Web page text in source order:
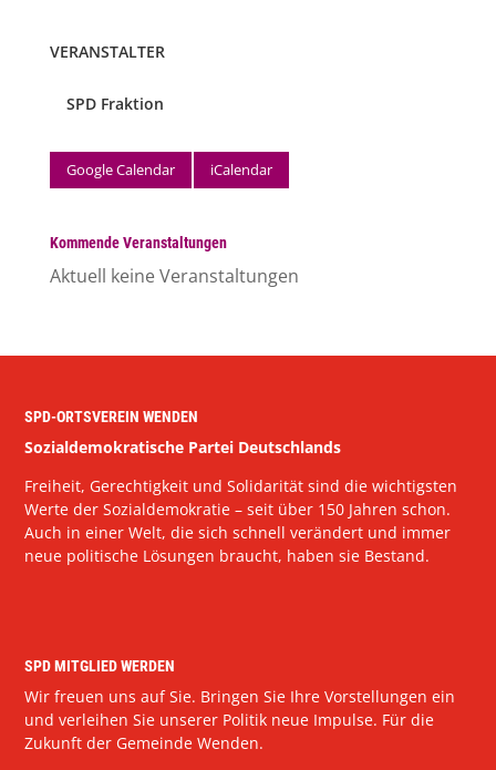
VERANSTALTER
SPD Fraktion
Google Calendar iCalendar
Kommende Veranstaltungen
Aktuell keine Veranstaltungen
SPD-ORTSVEREIN WENDEN
Sozialdemokratische Partei Deutschlands
Freiheit, Gerechtigkeit und Solidarität sind die wichtigsten
Werte der Sozialdemokratie – seit über 150 Jahren schon.
Auch in einer Welt, die sich schnell verändert und immer
neue politische Lösungen braucht, haben sie Bestand.
SPD MITGLIED WERDEN
Wir freuen uns auf Sie. Bringen Sie Ihre Vorstellungen ein
und verleihen Sie unserer Politik neue Impulse. Für die
Zukunft der Gemeinde Wenden.